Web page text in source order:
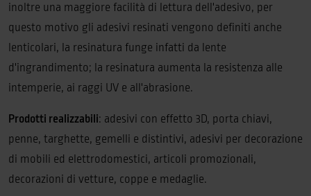
inoltre una maggiore facilità di lettura dell'adesivo, per
questo motivo gli adesivi resinati vengono definiti anche
lenticolari, la resinatura funge infatti da lente
d'ingrandimento; la resinatura aumenta la resistenza alle
intemperie, ai raggi UV e all'abrasione.
Prodotti realizzabili: adesivi con effetto 3D, porta chiavi,
penne, targhette, gemelli e distintivi, adesivi per decorazione
di mobili ed elettrodomestici, articoli promozionali,
decorazioni di vetture, coppe e medaglie.